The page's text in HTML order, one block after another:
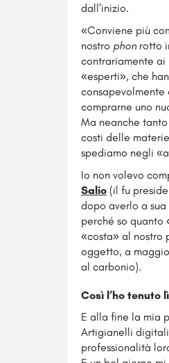
dall’inizio.
«Conviene più
nostro phon rotto
contrariamente
«esperti», che
consapevolmente
comprarne uno
Ma neanche
costi delle
spediamo negli
Io non volevo
Salio (il fu
dopo averlo a
perché so quanto
«costa» al nostro
oggetto, a
al carbonio).
Così l’ho tenuto
E alla fine la mia
Artigianelli
professionalità